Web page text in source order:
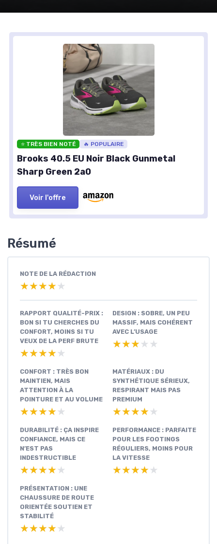
⭐ TRÈS BIEN NOTÉ 🔥 POPULAIRE
Brooks 40.5 EU Noir Black Gunmetal
Sharp Green 2a0
Voir l'offre
Résumé
NOTE DE LA RÉDACTION
★★★★★
★★★★★
RAPPORT QUALITÉ-PRIX :
BON SI TU CHERCHES DU
CONFORT, MOINS SI TU
VEUX DE LA PERF BRUTE
★★★★★
★★★★★
DESIGN : SOBRE, UN PEU
MASSIF, MAIS COHÉRENT
AVEC L’USAGE
★★★★★
★★★★★
CONFORT : TRÈS BON
MAINTIEN, MAIS
ATTENTION À LA
POINTURE ET AU VOLUME
★★★★★
★★★★★
MATÉRIAUX : DU
SYNTHÉTIQUE SÉRIEUX,
RESPIRANT MAIS PAS
PREMIUM
★★★★★
★★★★★
DURABILITÉ : ÇA INSPIRE
CONFIANCE, MAIS CE
N’EST PAS
INDESTRUCTIBLE
★★★★★
★★★★★
PERFORMANCE : PARFAITE
POUR LES FOOTINGS
RÉGULIERS, MOINS POUR
LA VITESSE
★★★★★
★★★★★
PRÉSENTATION : UNE
CHAUSSURE DE ROUTE
ORIENTÉE SOUTIEN ET
STABILITÉ
★★★★★
★★★★★